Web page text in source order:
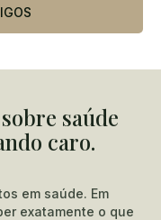
saúde
caro.
em saúde. Em
exatamente o que